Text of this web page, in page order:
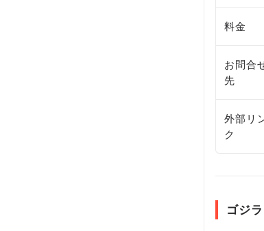
料金
お問合
先
外部リ
ク
ゴジ